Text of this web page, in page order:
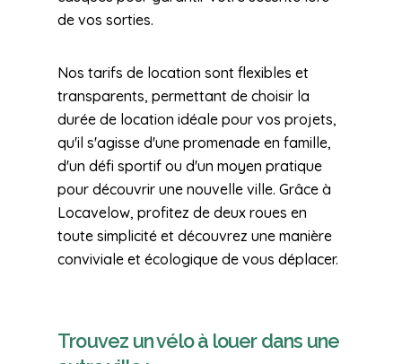
de vos sorties.
Nos tarifs de location sont flexibles et
transparents, permettant de choisir la
durée de location idéale pour vos projets,
qu'il s'agisse d'une promenade en famille,
d'un défi sportif ou d'un moyen pratique
pour découvrir une nouvelle ville. Grâce à
Locavelow, profitez de deux roues en
toute simplicité et découvrez une manière
conviviale et écologique de vous déplacer.
Trouvez un vélo à louer dans une